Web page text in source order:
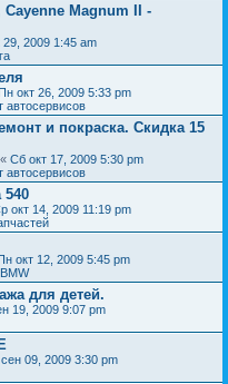
Magnum II -
29, 2009 1:45 am
окт 26, 2009 5:33 pm
автосервисов
и покраска. Скидка 15
« Сб окт 17, 2009 5:30 pm
автосервисов
540
окт 14, 2009 11:19 pm
окт 12, 2009 5:45 pm
для детей.
19, 2009 9:07 pm
09, 2009 3:30 pm